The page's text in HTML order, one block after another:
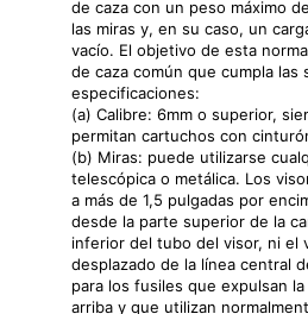
de caza con un peso máximo
las miras y, en su caso, un
vacío. El objetivo de esta
de caza común que cumpla las
especificaciones:
(a) Calibre: 6mm o superior,
permitan cartuchos con
(b) Miras: puede utilizarse
telescópica o metálica. Los
a más de 1,5 pulgadas por
desde la parte superior de la
inferior del tubo del visor, ni el
desplazado de la línea central
para los fusiles que expulsan la
arriba y que utilizan